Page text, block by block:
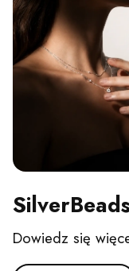
Dowiedz się